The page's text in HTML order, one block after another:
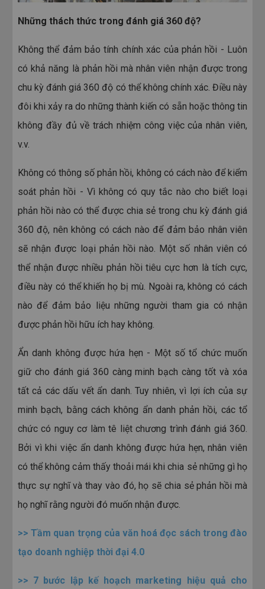
Những thách thức trong đánh giá 360 độ?
Không thể đảm bảo tính chính xác của phản hồi - Luôn
có khả năng là phản hồi mà nhân viên nhận được trong
chu kỳ đánh giá 360 độ có thể không chính xác. Điều này
đôi khi xảy ra do những thành kiến ​​có sẵn hoặc thông tin
không đầy đủ về trách nhiệm công việc của nhân viên,
v.v.
Không có thông số phản hồi, không có cách nào để kiểm
soát phản hồi - Vì không có quy tắc nào cho biết loại
phản hồi nào có thể được chia sẻ trong chu kỳ đánh giá
360 độ, nên không có cách nào để đảm bảo nhân viên
sẽ nhận được loại phản hồi nào. Một số nhân viên có
thể nhận được nhiều phản hồi tiêu cực hơn là tích cực,
điều này có thể khiến họ bị mù. Ngoài ra, không có cách
nào để đảm bảo liệu những người tham gia có nhận
được phản hồi hữu ích hay không.
Ẩn danh không được hứa hẹn - Một số tổ chức muốn
giữ cho đánh giá 360 càng minh bạch càng tốt và xóa
tất cả các dấu vết ẩn danh. Tuy nhiên, vì lợi ích của sự
minh bạch, bằng cách không ẩn danh phản hồi, các tổ
chức có nguy cơ làm tê liệt chương trình đánh giá 360.
Bởi vì khi việc ẩn danh không được hứa hẹn, nhân viên
có thể không cảm thấy thoải mái khi chia sẻ những gì họ
thực sự nghĩ và thay vào đó, họ sẽ chia sẻ phản hồi mà
họ nghĩ rằng người đó muốn nhận được.
>>Tầm quan trọng của văn hoá đọc sách trong đào
tạo doanh nghiệp thời đại 4.0
>> 7 bước lập kế hoạch marketing hiệu quả cho